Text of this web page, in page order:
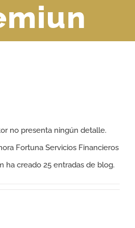
no presenta ningún detalle.
Fortuna Servicios Financieros
ha creado 25 entradas de blog.